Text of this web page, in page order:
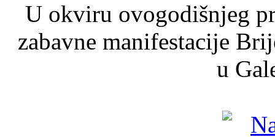
U okviru ovogodišnjeg
zabavne manifestacije
u